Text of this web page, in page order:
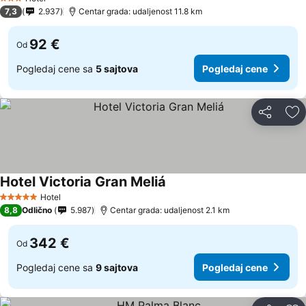
3 Zvezdice
7,3
2.937 Centar grada: udaljenost 11.8 km
Od 92 €
Pogledaj cene sa 5 sajtova Pogledaj cene
Deli
5 ZvezdiceHotel
Hotel Victoria Gran Meliá
8,8 Odlično 5.987 Centar grada: udaljenost 2.1 km
Od 342 €
Pogledaj cene sa 9 sajtova Pogledaj cene